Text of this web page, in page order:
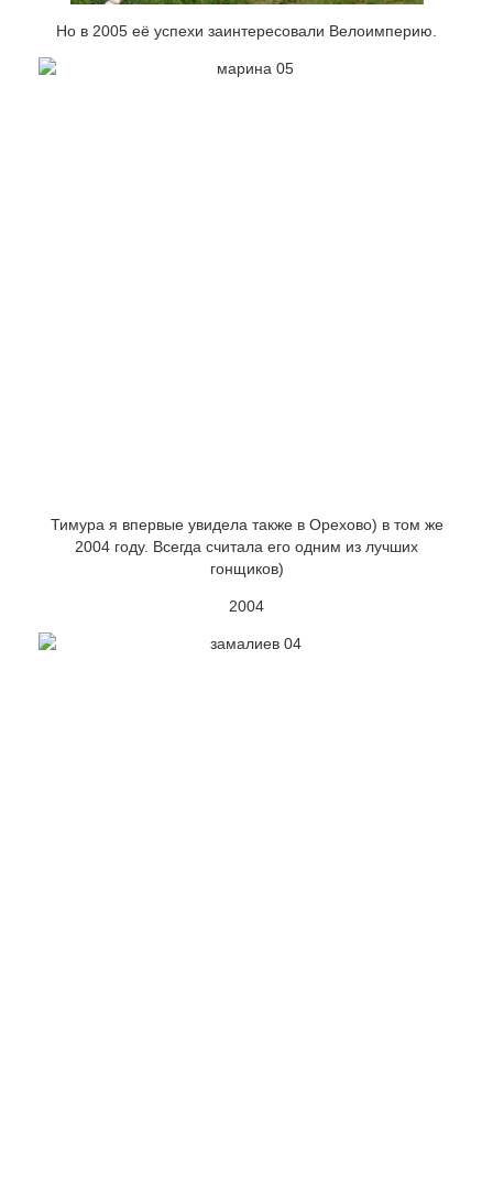
Но в 2005 её успехи заинтересовали Велоимперию.
Тимура я впервые увидела также в Орехово) в том же
2004 году. Всегда считала его одним из лучших
гонщиков)
2004